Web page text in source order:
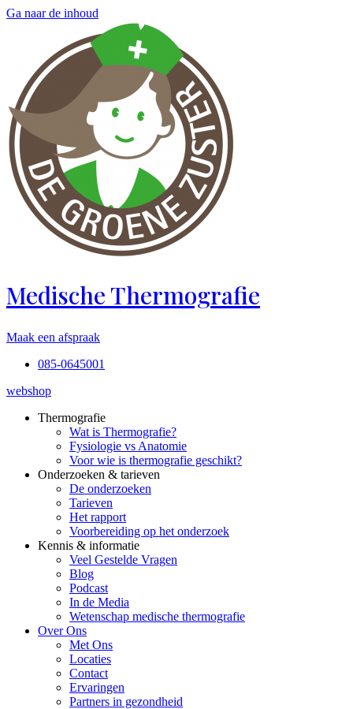
Ga naar de inhoud
Medische Thermografie
Maak een afspraak
085-0645001
webshop
Thermografie
Wat is Thermografie?
Fysiologie vs Anatomie
Voor wie is thermografie geschikt?
Onderzoeken & tarieven
De onderzoeken
Tarieven
Het rapport
Voorbereiding op het onderzoek
Kennis & informatie
Veel Gestelde Vragen
Blog
Podcast
In de Media
Wetenschap medische thermografie
Over Ons
Met Ons
Locaties
Contact
Ervaringen
Partners in gezondheid